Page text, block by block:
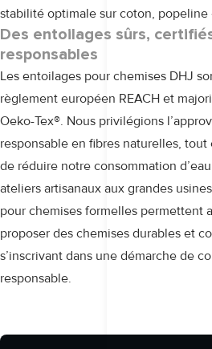
stabilité optimale sur coton, popeline
Des entoilages sûrs,
responsables
Les entoilages pour chemises DHJ
règlement européen REACH et
Oeko-Tex®. Nous privilégions
responsable en fibres naturelles,
de réduire notre consommation
ateliers artisanaux aux grandes
pour chemises formelles permettent
proposer des chemises durables et
s’inscrivant dans une démarche de
responsable.